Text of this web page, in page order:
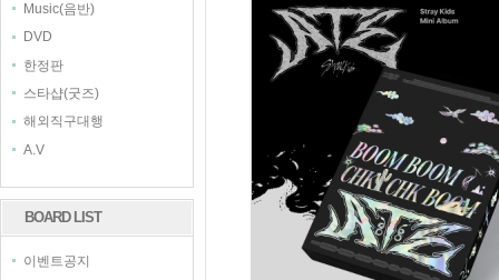
Music(음반)
DVD
한정판
스타샵(굿즈)
해외직구대행
A.V
BOARD LIST
이벤트공지